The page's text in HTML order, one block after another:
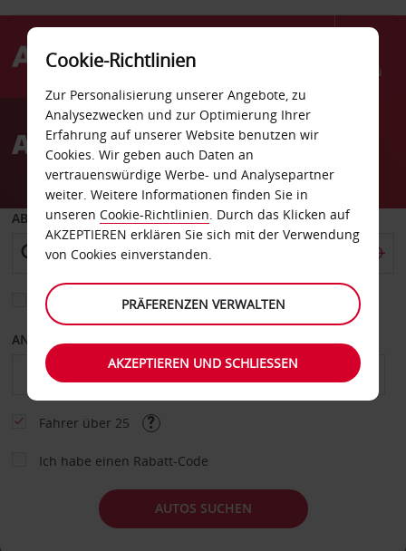
Menü
AvisAutovermietung Foshan
ABHOLEN VON
Eine andere Rückgabestation auswählen
ANFANGSDATUM
Fahrer über 25
Ich habe einen Rabatt-Code
AUTOS SUCHEN
Cookie-Richtlinien
Zur Personalisierung unserer Angebote, zu
Analysezwecken und zur Optimierung Ihrer
Erfahrung auf unserer Website benutzen wir
Cookies. Wir geben auch Daten an
vertrauenswürdige Werbe- und Analysepartner
weiter. Weitere Informationen finden Sie in
unseren Cookie-Richtlinien. Durch das Klicken auf
AKZEPTIEREN erklären Sie sich mit der Verwendung
von Cookies einverstanden.
PRÄFERENZEN VERWALTEN
AKZEPTIEREN UND SCHLIESSEN